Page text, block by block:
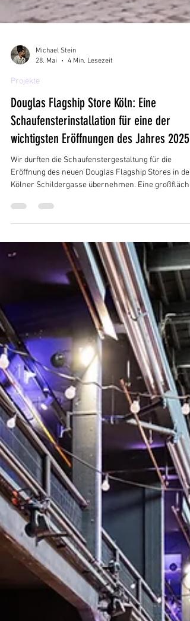
28. Mai
4 Min. Lesezeit
Projekte
Douglas Flagship Store Köln: Eine
Schaufensterinstallation für eine der
wichtigsten Eröffnungen des Jahres 2025
Eröffnung des neuen Douglas Flagship Stores in der
Kölner Schildergasse übernehmen. Eine
die das visuelle CI von Douglas aufgreift und das
Schaufenster für die dreitägige Eröffnungsphase im
November 2025 in Szene setzt. Die Schildergasse ist
nicht irgendeine Einkaufsstraße. Wer dort eröffnet,
eröffnet vor einem der größten Publika des